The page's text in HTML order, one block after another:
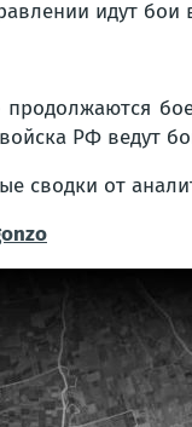
идут
продолжаются
РФ ведут
сводки от